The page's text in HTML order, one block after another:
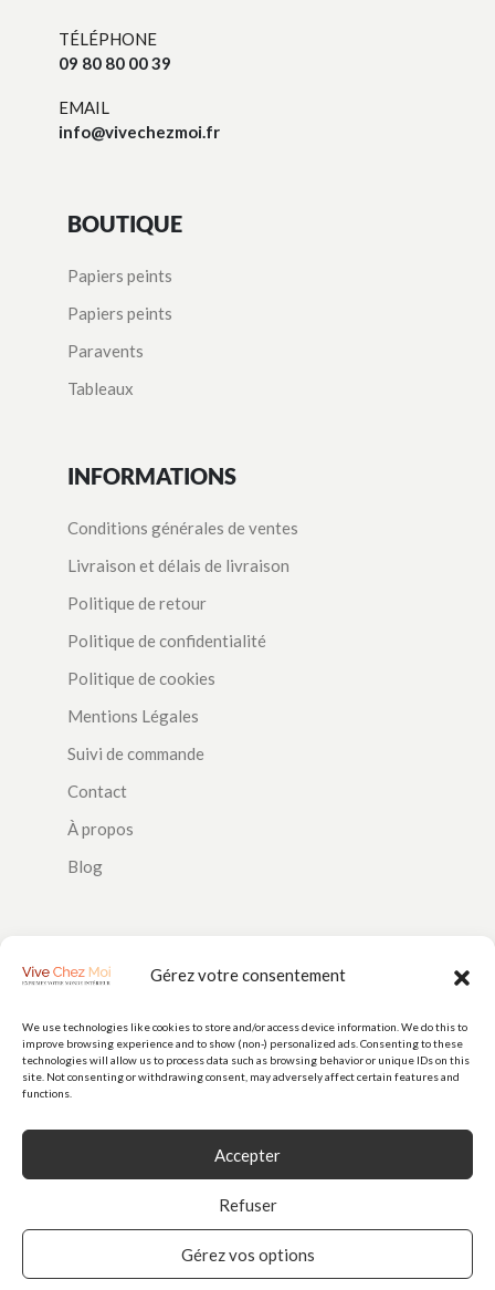
Gérez votre consentement
We use technologies like cookies to store and/or access device information. We do this to
improve browsing experience and to show (non-) personalized ads. Consenting to these
technologies will allow us to process data such as browsing behavior or unique IDs on this
site. Not consenting or withdrawing consent, may adversely affect certain features and
functions.
Accepter
Refuser
Gérez vos options
TÉLÉPHONE
09 80 80 00 39
EMAIL
info@vivechezmoi.fr
BOUTIQUE
Papiers peints
Papiers peints
Paravents
Tableaux
INFORMATIONS
Conditions générales de ventes
Livraison et délais de livraison
Politique de retour
Politique de confidentialité
Politique de cookies
Mentions Légales
Suivi de commande
Contact
À propos
Blog
PAIEMENTS
© 2026Vive Chez Moiest une marque de Doorstep Delight SAS (N° 928